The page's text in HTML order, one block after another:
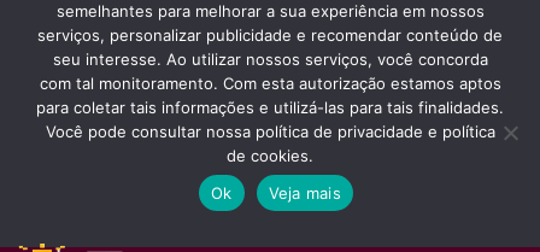
Todos os direitos reservados desde 2000.
PATROCÍNIO E HOSPEDAGEM
semelhantes para melhorar a sua experiência em nossos
serviços, personalizar publicidade e recomendar conteúdo de
seu interesse. Ao utilizar nossos serviços, você concorda
com tal monitoramento. Com esta autorização estamos aptos
para coletar tais informações e utilizá-las para tais finalidades.
Você pode consultar nossa política de privacidade e política
de cookies.
Ok
Veja mais